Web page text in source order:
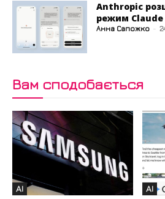
Anthropic
режим Claude
Анна Сапожко -
Вам сподобається
AI AI